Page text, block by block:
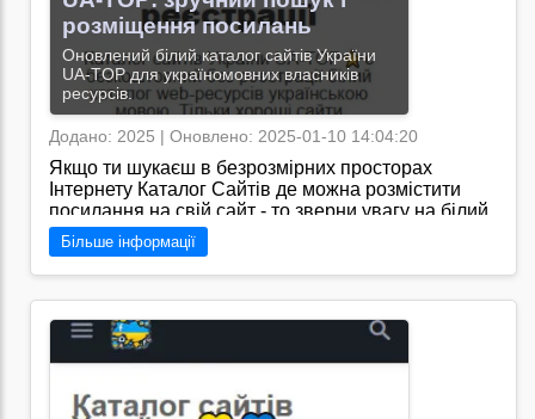
розміщення посилань
Оновлений білий каталог сайтів України
UA-TOP для україномовних власників
ресурсів.
Додано: 2025 | Оновлено: 2025-01-10 14:04:20
Якщо ти шукаєш в безрозмірних просторах
Інтернету Каталог Сайтів де можна розмістити
посилання на свій сайт - то зверни увагу на білий
каталог UA-TOP де відблискує чарівний світ
українських сайтів і все безкоштовно.
Перейти на сайт →
Більше інформації